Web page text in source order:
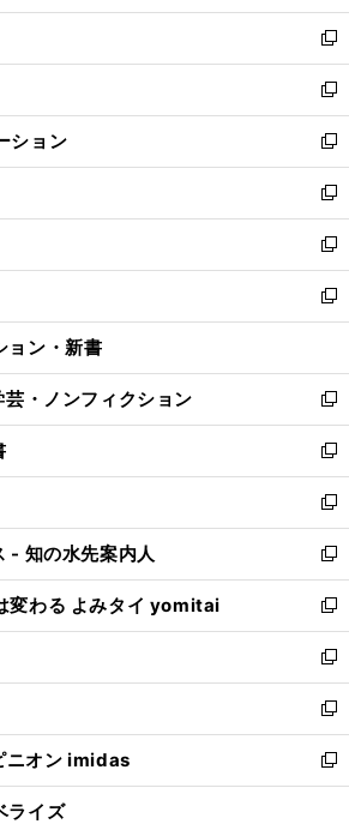
開
く
ウ
で
開
く
ン
ド
ウ
で
開
く
新
し
い
ウ
ィ
ン
ド
ウ
で
開
く
新
し
い
ウ
ィ
ン
ド
ウ
で
開
ション
新
し
い
ウ
ィ
ン
ド
ウ
開
く
新
し
い
ウ
ィ
ン
ウ
で
開
く
新
し
い
ウ
ン
ド
ウ
で
開
く
新
し
ウ
ィ
ン
ド
ウ
で
開
く
ョン・新書
・ノンフィクション
新
し
い
ウ
ィ
ン
ド
ウ
で
開
く
新
し
い
ウ
ィ
ン
ド
ウ
で
開
く
新
し
い
ウ
ィ
ン
ド
ウ
で
開
く
- 知の水先案内人
新
し
い
ウ
ィ
ン
ド
ウ
で
開
変わる よみタイ yomitai
新
し
い
ウ
ィ
ン
ド
ウ
新
し
い
ウ
ィ
ン
新
し
い
ウ
ニオン imidas
新
し
ライズ